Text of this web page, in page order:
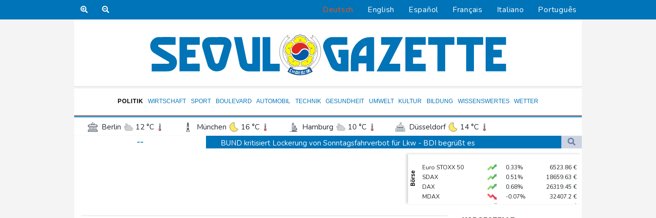
Deutsch English Español Français Italiano Português
POLITIK WIRTSCHAFT SPORT BOULEVARD AUTOMOBIL TECHNIK GESUNDHEIT UMWELT KULTUR BILDUNG WISSENSWERTES WETTER
Berlin 12 °C München 16 °C Hamburg 10 °C Düsseldorf
14 °C
Frankfurt am Main
Potsdam 13 °C Leipzig 12 °C Dortmund
Bremen
Wien
23 °C
--
BUND kritisiert Lockerung von Sonntagsfahrverbot für Lkw - BDI begrüßt es
BUND kritisiert Lockerung von Sonn- und Feiertagsfahrverbot für Lastwagen
Trump spricht nach Ballsaal-Urteil von "nationaler Schande"
Abholzung im Amazonas auf niedrigstem Stand seit einem Jahrzehnt
Börse
Euro STOXX 50 0.33% 6523.86 €
SDAX
0.51% 18659.63 €
DAX
0.68% 26319.45 €
MDAX
-0.07% 32407.2 €
$
Goldpreis
2.31%